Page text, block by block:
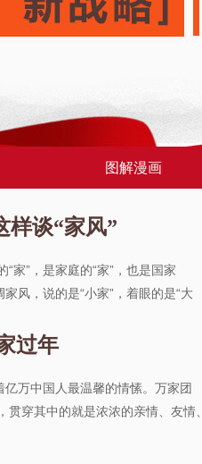
图解漫画
样谈“家风”
家”，是家庭的“家”，也是国家
风，说的是“小家”，着眼的是“大
过年
亿万中国人最温馨的情愫。万家团
穿其中的就是浓浓的亲情、友情、